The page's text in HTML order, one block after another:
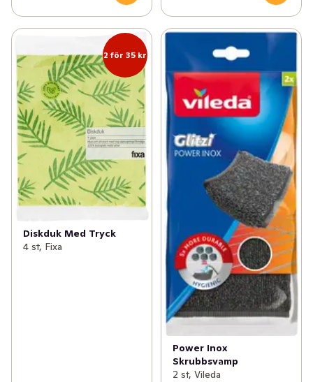
2 för 35 kr
Diskduk Med Tryck
4 st, Fixa
Power Inox
Skrubbsvamp
2 st, Vileda